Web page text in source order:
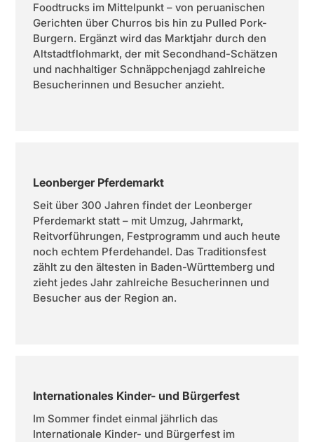
Foodtrucks im Mittelpunkt – von peruanischen
Gerichten über Churros bis hin zu Pulled Pork-
Burgern. Ergänzt wird das Marktjahr durch den
Altstadtflohmarkt, der mit Secondhand-Schätzen
und nachhaltiger Schnäppchenjagd zahlreiche
Besucherinnen und Besucher anzieht.
Leonberger Pferdemarkt
Seit über 300 Jahren findet der Leonberger
Pferdemarkt statt – mit Umzug, Jahrmarkt,
Reitvorführungen, Festprogramm und auch heute
noch echtem Pferdehandel. Das Traditionsfest
zählt zu den ältesten in Baden-Württemberg und
zieht jedes Jahr zahlreiche Besucherinnen und
Besucher aus der Region an.
Internationales Kinder- und Bürgerfest
Im Sommer findet einmal jährlich das
Internationale Kinder- und Bürgerfest im